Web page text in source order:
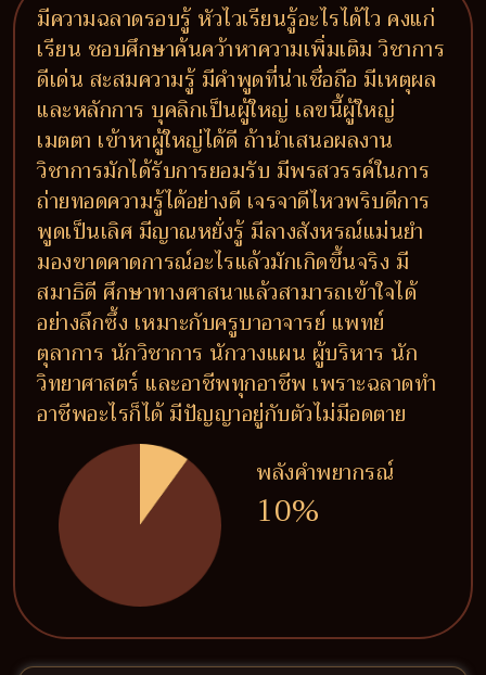
มีความฉลาดรอบรู้ หัวไวเรียนรู้อะไรได้ไว คงแก่
เรียน ชอบศึกษาค้นคว้าหาความเพิ่มเติม วิชาการ
ดีเด่น สะสมความรู้ มีคำพูดที่น่าเชื่อถือ มีเหตุผล
และหลักการ บุคลิกเป็นผู้ใหญ่ เลขนี้ผู้ใหญ่
เมตตา เข้าหาผู้ใหญ่ได้ดี ถ้านำเสนอผลงาน
วิชาการมักได้รับการยอมรับ มีพรสวรรค์ในการ
ถ่ายทอดความรู้ได้อย่างดี เจรจาดีไหวพริบดีการ
พูดเป็นเลิศ มีญาณหยั่งรู้ มีลางสังหรณ์แม่นยำ
มองขาดคาดการณ์อะไรแล้วมักเกิดขึ้นจริง มี
สมาธิดี ศึกษาทางศาสนาแล้วสามารถเข้าใจได้
อย่างลึกซึ้ง เหมาะกับครูบาอาจารย์ แพทย์
ตุลาการ นักวิชาการ นักวางแผน ผู้บริหาร นัก
วิทยาศาสตร์ และอาชีพทุกอาชีพ เพราะฉลาดทำ
อาชีพอะไรก็ได้ มีปัญญาอยู่กับตัวไม่มีอดตาย
พลังคำพยากรณ์
10%